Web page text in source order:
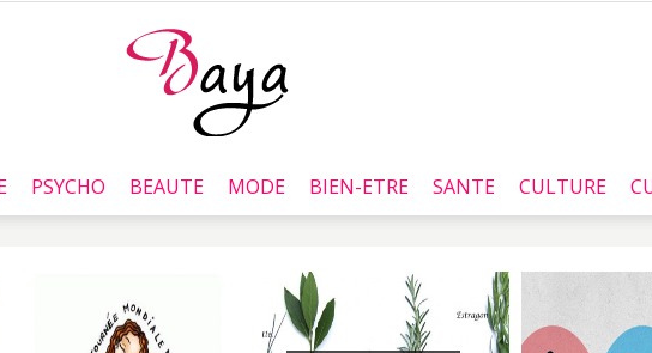
Baya.tn
PSYCHO BEAUTE MODE BIEN-ETRE SANTE CULTURE